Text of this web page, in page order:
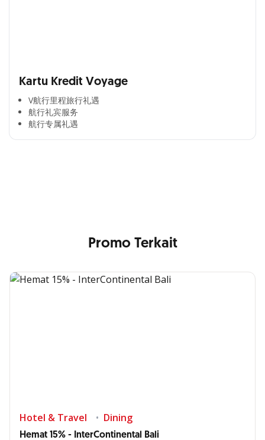
Kartu Kredit Voyage
V航行里程旅行礼遇
航行礼宾服务
航行专属礼遇
Cross Selling Banner Global
Promo Terkait
Hotel & Travel Dining
Hemat 15% - InterContinental Bali